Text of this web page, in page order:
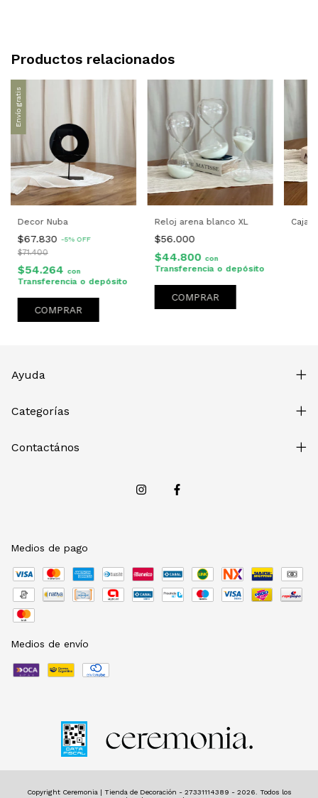
Productos relacionados
Envío gratis
Decor Nuba
$67.830 -5% OFF
$71.400
$54.264 con
Transferencia o depósito
COMPRAR
Reloj arena blanco XL
$56.000
$44.800 con
Transferencia o depósito
Caja
Ayuda
Categorías
Contactános
Medios de pago
Medios de envío
Copyright Ceremonia | Tienda de Decoración - 27331114389 - 2026. Todos los